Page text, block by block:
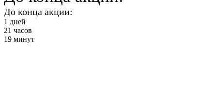
До конца акции:
1 дней
21 часов
19 минут